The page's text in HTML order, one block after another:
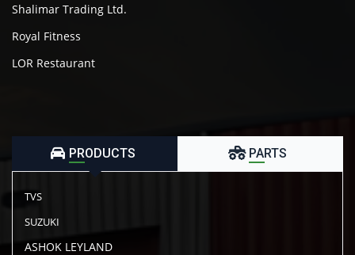
Shalimar Trading Ltd.
Royal Fitness
LOR Restaurant
PRODUCTS PARTS
TVS
SUZUKI
ASHOK LEYLAND